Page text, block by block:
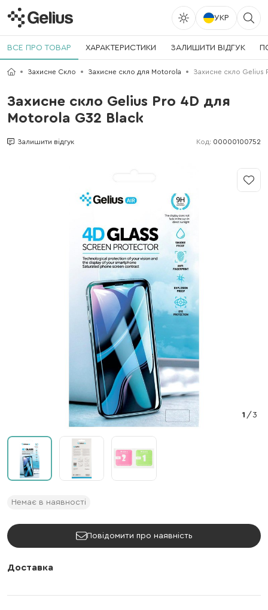
УКР
ВСЕ ПРО ТОВАР ХАРАКТЕРИСТИКИ ЗАЛИШИТИ ВІДГУК
Захисне Скло Захисне скло для Motorola Захисне скло Gelius
Захисне скло Gelius Pro 4D для
Motorola G32 Black
Залишити відгук Код: 00000100752
1 /3
Немає в наявності
Повідомити про наявність
Доставка